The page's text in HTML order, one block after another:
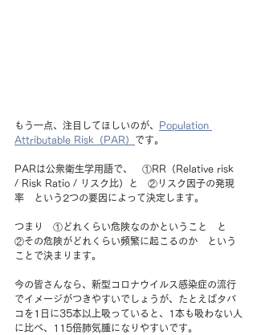
もう一点、注目してほしいのが、
Population
Attributable Risk（PAR） です。
PARは公衆衛生学用語で、　①RR（Relative risk
/ Risk Ratio / リスク比）と　②リスク因子の発現
率　という2つの要因によって決定します。
つまり　①どれくらい危険なのかということ　と
②その危険がどれくらい頻繁に起こるのか　という
ことで決まります。
今の皆さんなら、新型コロナウイルス感染症の流行
でイメージがつきやすいでしょうが、たとえばタバ
コを1日に35本以上吸っていると、1本も吸わない人
に比べ、115倍肺気腫になりやすいです。